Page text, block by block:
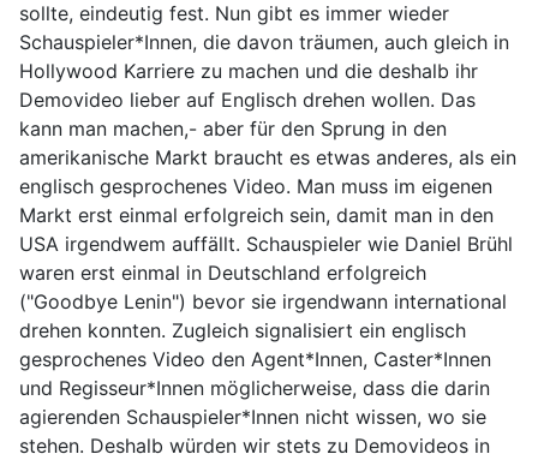
sollte, eindeutig fest. Nun gibt es immer wieder
Schauspieler*Innen, die davon träumen, auch gleich in
Hollywood Karriere zu machen und die deshalb ihr
Demovideo lieber auf Englisch drehen wollen. Das
kann man machen,- aber für den Sprung in den
amerikanische Markt braucht es etwas anderes, als ein
englisch gesprochenes Video. Man muss im eigenen
Markt erst einmal erfolgreich sein, damit man in den
USA irgendwem auffällt. Schauspieler wie Daniel Brühl
waren erst einmal in Deutschland erfolgreich
("Goodbye Lenin") bevor sie irgendwann international
drehen konnten. Zugleich signalisiert ein englisch
gesprochenes Video den Agent*Innen, Caster*Innen
und Regisseur*Innen möglicherweise, dass die darin
agierenden Schauspieler*Innen nicht wissen, wo sie
stehen. Deshalb würden wir stets zu Demovideos in